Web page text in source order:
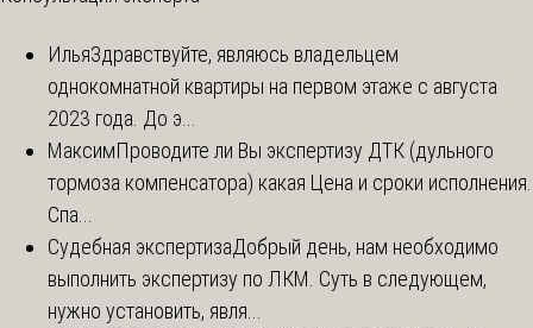
ИльяЗдравствуйте, являюсь владельцем
однокомнатной квартиры на первом этаже с августа
2023 года. До э...
МаксимПроводите ли Вы экспертизу ДТК (дульного
тормоза компенсатора) какая Цена и сроки исполнения.
Спа...
Судебная экспертизаДобрый день, нам необходимо
выполнить экспертизу по ЛКМ. Суть в следующем,
нужно установить, явля...